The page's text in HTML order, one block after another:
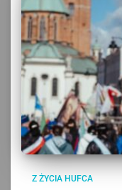
Z ŻYCIA HUFCA